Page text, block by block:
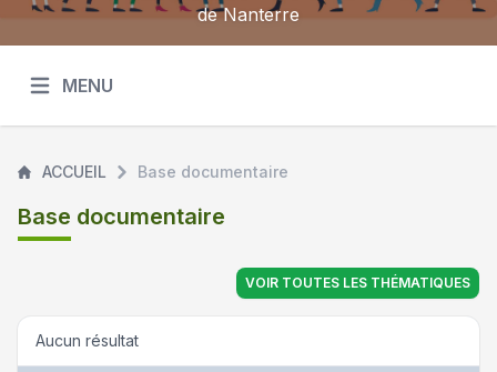
de Nanterre
MENU
ACCUEIL Base documentaire
Base documentaire
VOIR TOUTES LES THÉMATIQUES
Aucun résultat